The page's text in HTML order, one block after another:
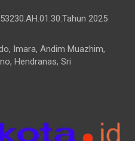
2025
Imara, Andim Muazhim,
Hendranas, Sri